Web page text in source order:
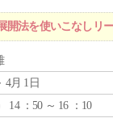
法を使いこなしリ
4月 1日
14 ：50 ～ 16 ：10